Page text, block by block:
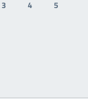
3 4 5